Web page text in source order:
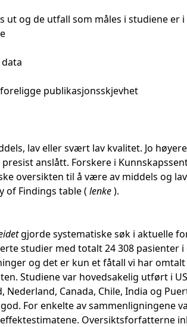
og de utfall som måles i studiene er i
publikasjonsskjevhet
lav eller svært lav kvalitet. Jo
anslått. Forskere i
oversikten til å være av middels og
of Findings table ( lenke).
gjorde systematiske søk i aktuelle
studier med totalt 24 308 pasienter i
og det er kun et fåtall vi har omtalt
Studiene var hovedsakelig utført i
Canada, Chile, India og
For enkelte av sammenligningene
Oversiktsforfatterne